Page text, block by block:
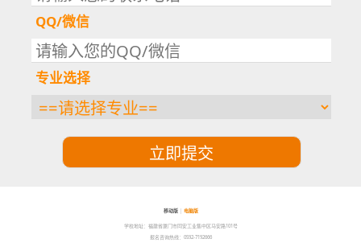
QQ/微信
专业选择
移动版 电脑版
学校地址：福建省厦门市同安工业集中区马安路101号
报名咨询热线：0592-7192666